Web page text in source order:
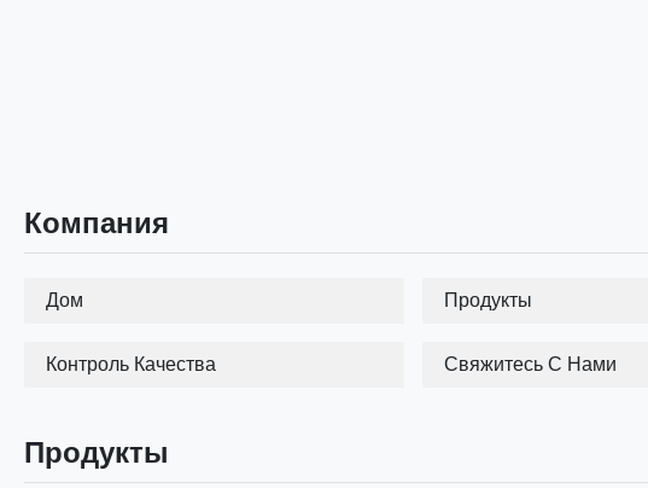
Компания
Дом Продукты
Контроль Качества Свяжитесь С Нами
Продукты